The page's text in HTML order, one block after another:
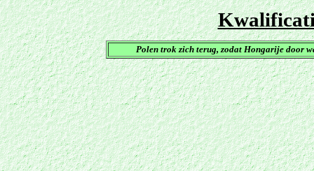
Polen trok zich terug, zodat Hongarije door